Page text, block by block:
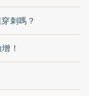
刺嗎？
！